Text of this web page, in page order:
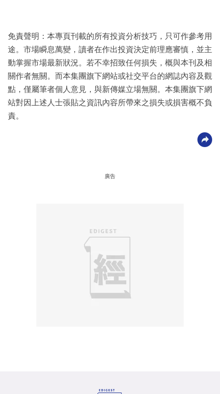
免責聲明：本專頁刊載的所有投資分析技巧，只可作參考用
途。市場瞬息萬變，讀者在作出投資決定前理應審慎，並主
動掌握市場最新狀況。若不幸招致任何損失，概與本刊及相
關作者無關。而本集團旗下網站或社交平台的網誌內容及觀
點，僅屬筆者個人意見，與新傳媒立場無關。本集團旗下網
站對因上述人士張貼之資訊內容所帶來之損失或損害概不負
責。
廣告